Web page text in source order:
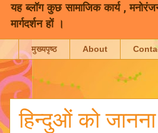
यह ब्लॉग कुछ सामाजिक कार्य ,
मार्गदर्शन हों ।
मुख्यपृष्ठ About
हिन्दुओं को